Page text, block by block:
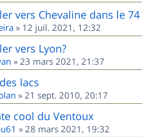
vers Chevaline dans le 74
» 12 juil. 2021, 12:32
vers Lyon?
» 23 mars 2021, 21:37
lacs
» 21 sept. 2010, 20:17
cool du Ventoux
» 28 mars 2021, 19:32